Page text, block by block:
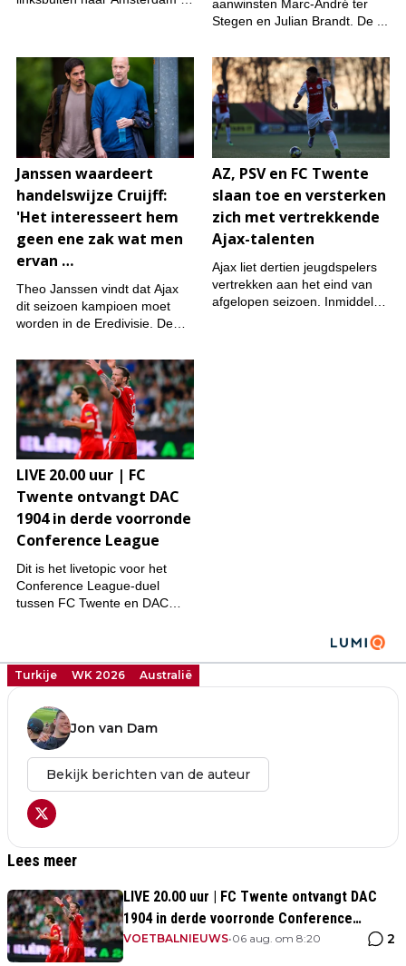
Turkije WK 2026 Australië
Jon van Dam
Bekijk berichten van de auteur
Lees meer
LIVE 20.00 uur | FC Twente ontvangt DAC
1904 in derde voorronde Conference
League
VOETBALNIEUWS•06 aug. om 8:20 2